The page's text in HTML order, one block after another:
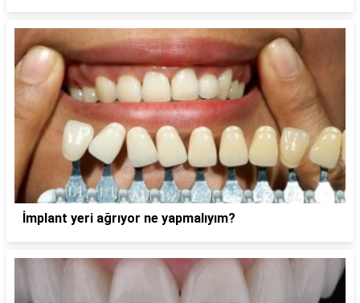
İmplant yeri ağrıyor ne yapmalıyım?